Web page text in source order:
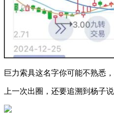
巨力索具这名字你可能不熟悉
上一次出圈，还要追溯到杨子